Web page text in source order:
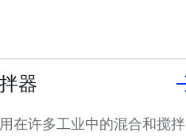
器
在许多工业中的混合和搅拌